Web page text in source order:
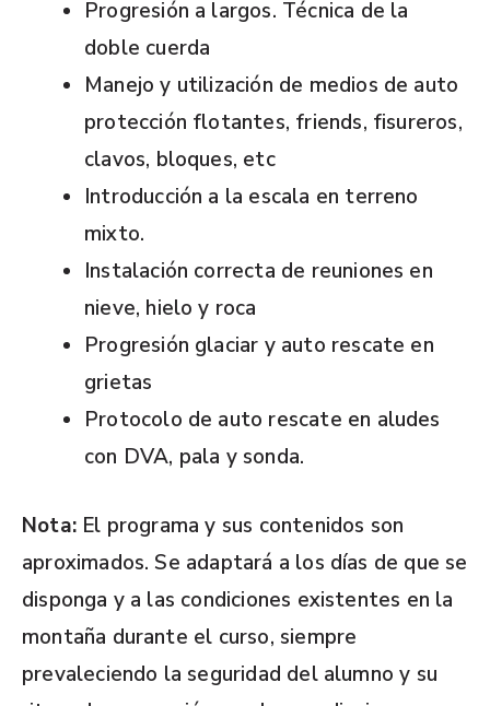
Progresión a largos. Técnica de la
doble cuerda
Manejo y utilización de medios de auto
protección flotantes, friends, fisureros,
clavos, bloques, etc
Introducción a la escala en terreno
mixto.
Instalación correcta de reuniones en
nieve, hielo y roca
Progresión glaciar y auto rescate en
grietas
Protocolo de auto rescate en aludes
con DVA, pala y sonda.
Nota:El programa y sus contenidos son
aproximados. Se adaptará a los días de que se
disponga y a las condiciones existentes en la
montaña durante el curso, siempre
prevaleciendo la seguridad del alumno y su